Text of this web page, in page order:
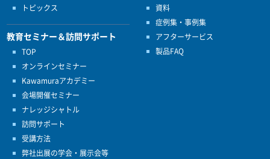
トピックス
教育セミナー＆訪問サポート
TOP
オンラインセミナー
Kawamuraアカデミー
会場開催セミナー
ナレッジシャトル
訪問サポート
受講方法
弊社出展の学会・展示会等
資料
症例集・事例集
アフターサービス
製品FAQ